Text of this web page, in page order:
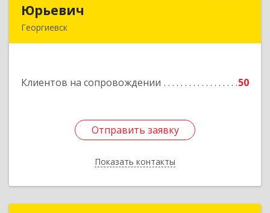
Юрьевич
Георгиевск
Клиентов на сопровождении 50
Отправить заявку
Показать контакты
Отправить заявку
Назад